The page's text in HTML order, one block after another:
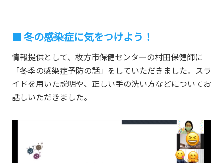
冬の感染症に気をつけよう！
情報提供として、枚方市保健センターの村田保健師に
「冬季の感染症予防の話」をしていただきました。スラ
イドを用いた説明や、正しい手の洗い方などについてお
話しいただきました。